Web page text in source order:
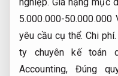
5.000.000-
yêu cầu cụ thể. Chi phí.
ty chuyên kế toán
Accounting, Đúng